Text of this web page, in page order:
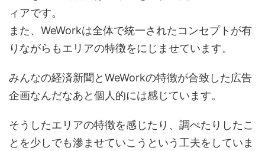
ィアです。
また、WeWorkは全体で統一されたコンセプトが有
りながらもエリアの特徴をにじませています。
みんなの経済新聞とWeWorkの特徴が合致した広告
企画なんだなあと個人的には感じています。
そうしたエリアの特徴を感じたり、調べたりしたこ
とを少しでも滲ませていこうという工夫をしていま